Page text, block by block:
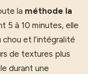
la méthode la
5 à 10 minutes, elle
et l’intégralité
de textures plus
durant une